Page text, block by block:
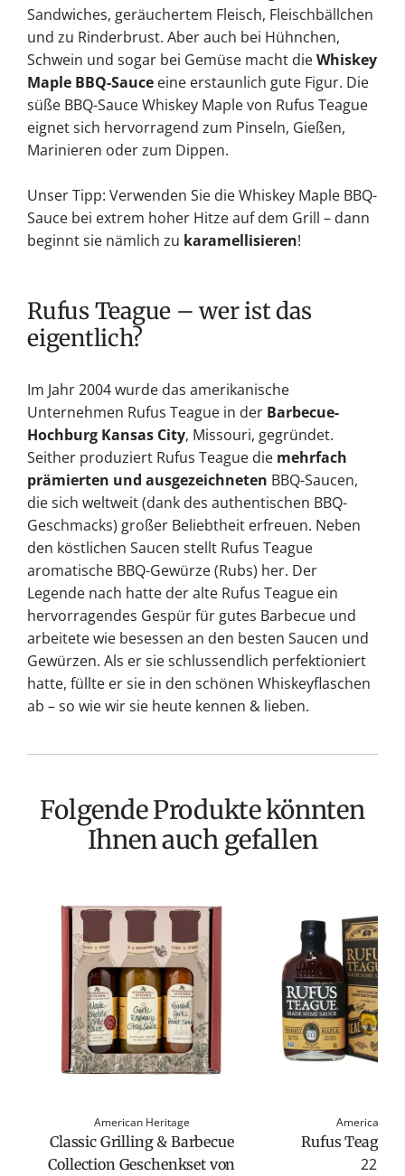
Sandwiches, geräuchertem Fleisch, Fleischbällchen
und zu Rinderbrust. Aber auch bei Hühnchen,
Schwein und sogar bei Gemüse macht dieWhiskey
Maple BBQ-Sauce eine erstaunlich gute Figur. Die
süße BBQ-Sauce Whiskey Maple von Rufus Teague
eignet sich hervorragend zum Pinseln, Gießen,
Marinieren oder zum Dippen.
Unser Tipp: Verwenden Sie die Whiskey Maple BBQ-
Sauce bei extrem hoher Hitze auf dem Grill – dann
beginnt sie nämlich zu karamellisieren!
Rufus Teague – wer ist das
eigentlich?
Im Jahr 2004 wurde das amerikanische
Unternehmen Rufus Teague in der Barbecue-
Hochburg Kansas City, Missouri, gegründet.
Seither produziert Rufus Teague die mehrfach
prämierten und ausgezeichneten BBQ-Saucen,
die sich weltweit (dank des authentischen BBQ-
Geschmacks) großer Beliebtheit erfreuen. Neben
den köstlichen Saucen stellt Rufus Teague
aromatische BBQ-Gewürze (Rubs) her. Der
Legende nach hatte der alte Rufus Teague ein
hervorragendes Gespür für gutes Barbecue und
arbeitete wie besessen an den besten Saucen und
Gewürzen. Als er sie schlussendlich perfektioniert
hatte, füllte er sie in den schönen Whiskeyflaschen
ab – so wie wir sie heute kennen & lieben.
Folgende Produkte könnten
Ihnen auch gefallen
American Heritage
Classic Grilling & Barbecue
Collection Geschenkset von
American
Rufus Teague
22,50